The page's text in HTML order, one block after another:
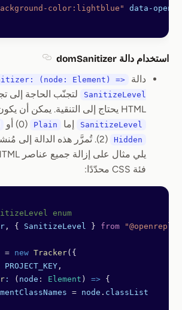
color:lightblue"
data-
استخدام دالة domSanitizer
دالة
(node: Element) =>
SanitizeLevel
لتجنّب الحاجة إلى
HTML يحتاج إلى التنقية. يمكن أن يكون
SanitizeLevel إما Plain (0) أو
Hidden
فئة CSS محدّدًا:
enum
, { SanitizeLevel } from
= new Tracker({
PROJECT_KEY ,
: ( node : Element ) => {
= node . classList